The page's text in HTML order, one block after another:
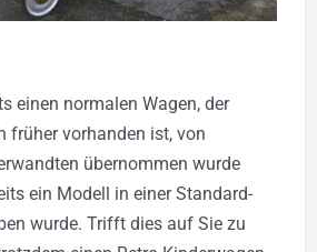
einen normalen Wagen, der
früher vorhanden ist, von
übernommen wurde
ein Modell in einer Standard-
wurde. Trifft dies auf Sie zu